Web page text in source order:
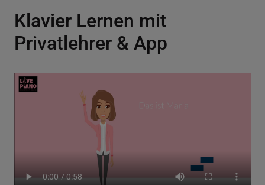
Klavier Lernen mit
Privatlehrer & App